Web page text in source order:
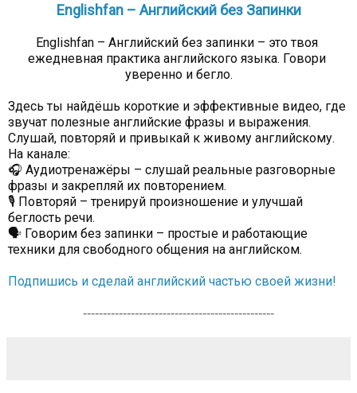
Englishfan – Английский без Запинки
Englishfan – Английский без запинки – это твоя
ежедневная практика английского языка. Говори
уверенно и бегло.
Здесь ты найдёшь короткие и эффективные видео, где
звучат полезные английские фразы и выражения.
Слушай, повторяй и привыкай к живому английскому.
На канале:
🎧 Аудиотренажёры – слушай реальные разговорные
фразы и закрепляй их повторением.
🎙 Повторяй – тренируй произношение и улучшай
беглость речи.
🗣 Говорим без запинки – простые и работающие
техники для свободного общения на английском.
Подпишись и сделай английский частью своей жизни!
------------------------------------------------